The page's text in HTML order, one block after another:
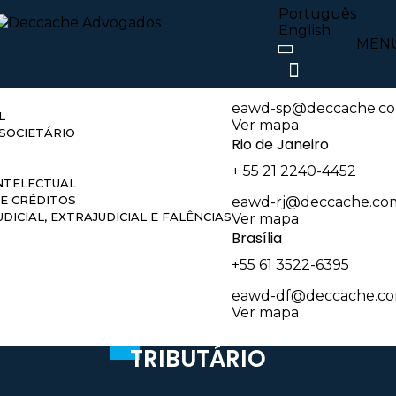
Português
English
CRÉDITOS
EXTRAJUDICIAL E FALÊNCIAS
Nossos escritórios
São Paulo
+55 11 3074-6550
eawd-
Ver mapa
Rio de Janeiro
+ 55 21 2240-4452
eawd-
Ver mapa
Brasília
+55 61 3522-6395
eawd-
Ver mapa
TRIBUTÁRIO